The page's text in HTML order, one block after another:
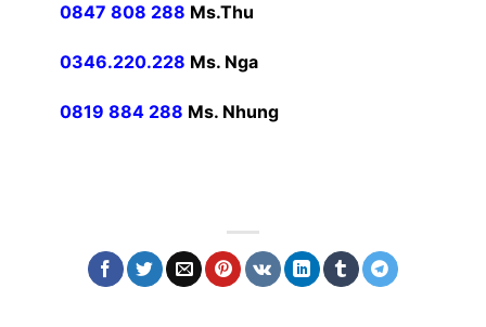
0847 808 288 Ms.Thu
0346.220.228 Ms. Nga
0819 884 288 Ms. Nhung